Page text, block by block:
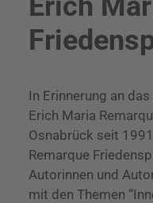
In Erinnerung an
Erich Maria
Osnabrück seit
Remarque
Autorinnen und
mit den Themen